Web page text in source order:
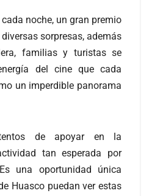
noche, un gran premio
sorpresas, además
familias y turistas se
del cine que cada
un imperdible panorama
de apoyar en la
tan esperada por
una oportunidad única
Huasco puedan ver estas